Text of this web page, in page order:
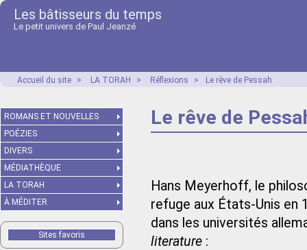
Les bâtisseurs du temps
Le petit univers de Paul Jeanzé
Accueil du site > LA TORAH > Réflexions > Le rêve de Pessah
Le rêve de
Hans Meyerhoff, le
refuge aux États-Unis en
dans les universités
literature :
ROMANS ET NOUVELLES
POÉZIES
DIVERS
MÉDIATHÈQUE
LA TORAH
À MÉDITER
Sites favoris